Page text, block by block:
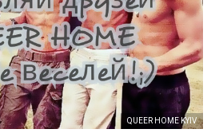
QUEER HOME KYIV